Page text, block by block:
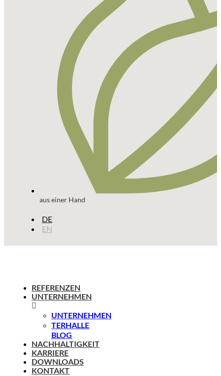
aus einer Hand
DE
EN
REFERENZEN
UNTERNEHMEN
UNTERNEHMEN
TERHALLE
BLOG
NACHHALTIGKEIT
KARRIERE
DOWNLOADS
KONTAKT